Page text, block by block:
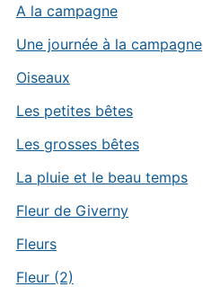
A la campagne
Une journée à la campagne
Oiseaux
Les petites bêtes
Les grosses bêtes
La pluie et le beau temps
Fleur de Giverny
Fleurs
Fleur (2)